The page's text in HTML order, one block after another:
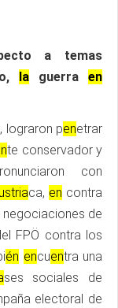
a temas
laguerraen
lograron penetrar
te conservador y
con
ca, en contra
negociaciones de
FPÖ contra los
én encuentra una
ses sociales de
electoral de